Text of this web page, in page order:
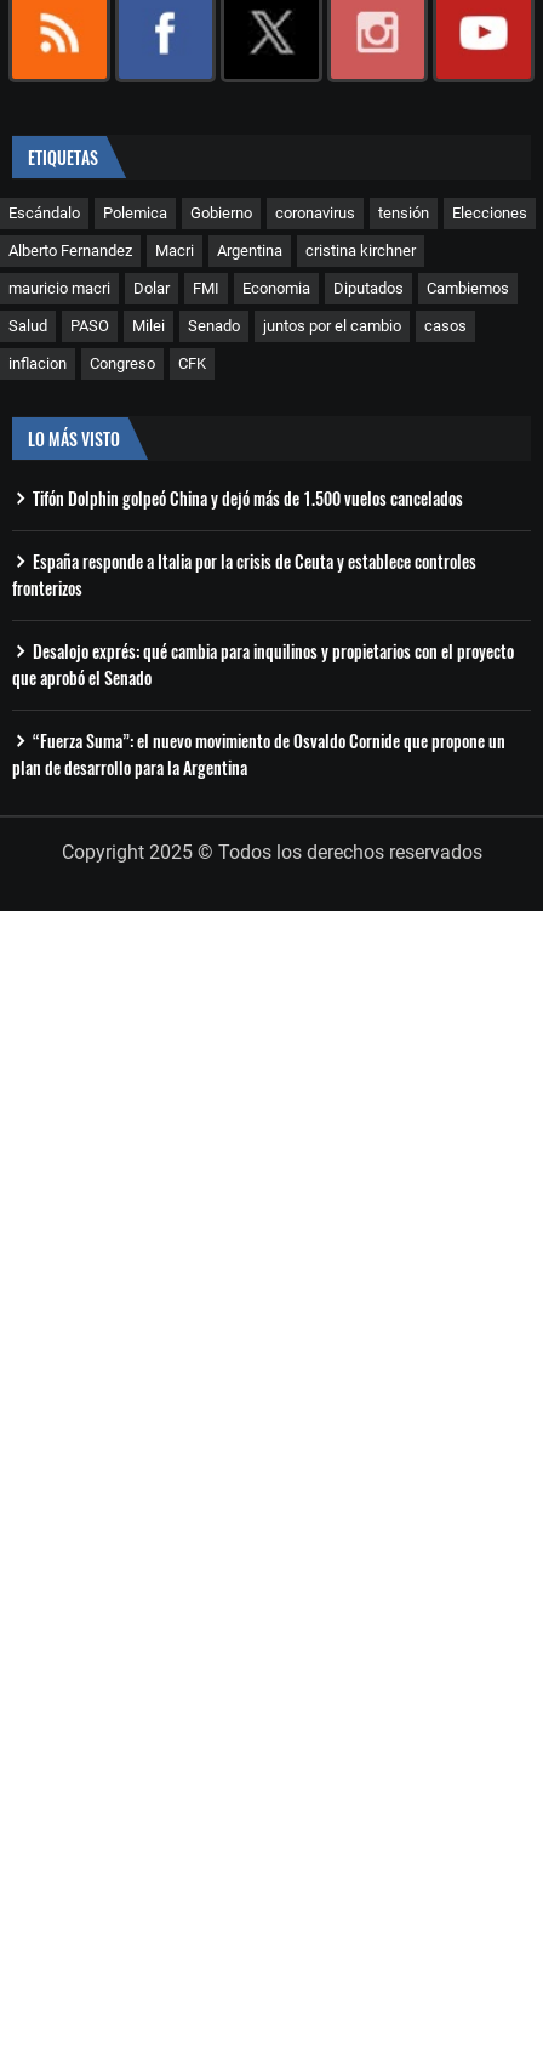
ETIQUETAS
Escándalo Polemica Gobierno coronavirus tensión Elecciones
Alberto Fernandez Macri Argentina cristina kirchner
mauricio macri Dolar FMI Economia Diputados Cambiemos
Salud PASO Milei Senado juntos por el cambio casos
inflacion Congreso CFK
LO MÁS VISTO
Tifón Dolphin golpeó China y dejó más de 1.500 vuelos cancelados
España responde a Italia por la crisis de Ceuta y establece controles
fronterizos
Desalojo exprés: qué cambia para inquilinos y propietarios con el proyecto
que aprobó el Senado
“Fuerza Suma”: el nuevo movimiento de Osvaldo Cornide que propone un
plan de desarrollo para la Argentina
Copyright 2025 © Todos los derechos reservados